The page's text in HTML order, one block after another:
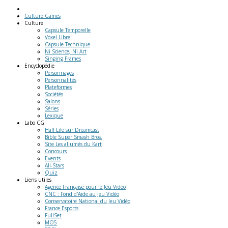
Culture Games
Culture
Capsule Temporelle
Voxel Libre
Capsule Technique
Ni Science, Ni Art
Singing Frames
Encyclopédie
Personnages
Personnalités
Plateformes
Sociétés
Salons
Séries
Lexique
Labo CG
Half Life sur Dreamcast
Bible Super Smash Bros.
Site Les allumés du Kart
Concours
Events
All-Stars
Quiz
Liens utiles
Agence Française pour le Jeu Vidéo
CNC : Fond d'Aide au Jeu Vidéo
Conservatoire National du Jeu Vidéo
France Esports
FullSet
MO5